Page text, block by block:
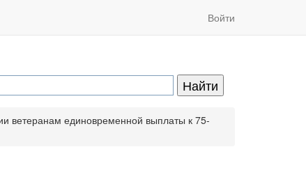
Войти
ветеранам единовременной выплаты к 75-